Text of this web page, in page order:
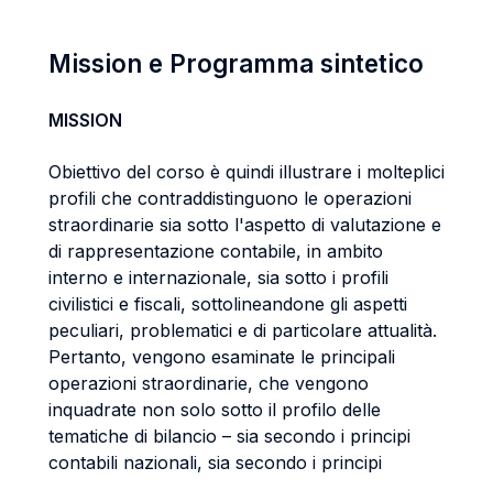
Mission e Programma sintetico
MISSION
Obiettivo del corso è quindi illustrare i molteplici
profili che contraddistinguono le operazioni
straordinarie sia sotto l'aspetto di valutazione e
di rappresentazione contabile, in ambito
interno e internazionale, sia sotto i profili
civilistici e fiscali, sottolineandone gli aspetti
peculiari, problematici e di particolare attualità.
Pertanto, vengono esaminate le principali
operazioni straordinarie, che vengono
inquadrate non solo sotto il profilo delle
tematiche di bilancio – sia secondo i principi
contabili nazionali, sia secondo i principi